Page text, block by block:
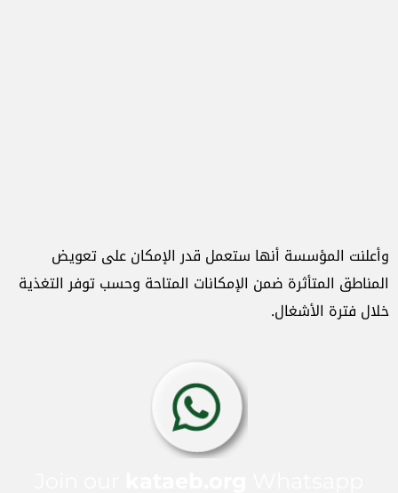
وأعلنت المؤسسة أنها ستعمل قدر الإمكان على تعويض
المناطق المتأثرة ضمن الإمكانات المتاحة وحسب توفر التغذية
خلال فترة الأشغال.